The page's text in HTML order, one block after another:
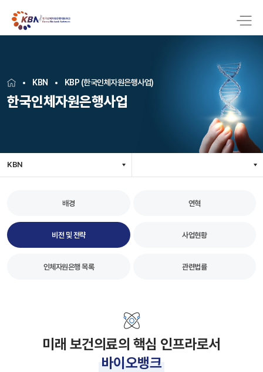
KBN KBP (한국인체자원은행사업)
한국인체자원은행사업
KBN
배경 연혁
비전 및 전략 사업현황
인체자원은행 목록 관련법률
미래 보건의료의 핵심 인프라로서
바이오뱅크